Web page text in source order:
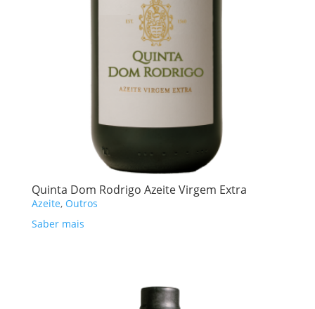
Quinta Dom Rodrigo Azeite Virgem Extra
Azeite, Outros
Saber mais